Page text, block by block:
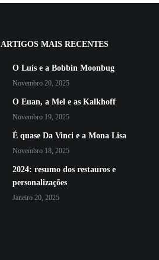
ARTIGOS MAIS RECENTES
O Luís e a Bobbin Moonbug
Novembro 20, 2025
O Euan, a Mel e as Kalkhoff
Novembro 19, 2025
É quase Da Vinci e a Mona Lisa
Novembro 18, 2025
2024: resumo dos restauros e
personalizações
Janeiro 20, 2025